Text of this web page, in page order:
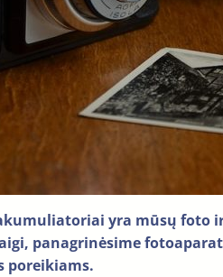
yra mūsų foto
panagrinėsime
poreikiams.